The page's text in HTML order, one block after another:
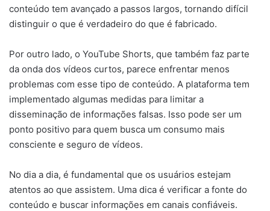
conteúdo tem avançado a passos largos, tornando difícil
distinguir o que é verdadeiro do que é fabricado.
Por outro lado, o YouTube Shorts, que também faz parte
da onda dos vídeos curtos, parece enfrentar menos
problemas com esse tipo de conteúdo. A plataforma tem
implementado algumas medidas para limitar a
disseminação de informações falsas. Isso pode ser um
ponto positivo para quem busca um consumo mais
consciente e seguro de vídeos.
No dia a dia, é fundamental que os usuários estejam
atentos ao que assistem. Uma dica é verificar a fonte do
conteúdo e buscar informações em canais confiáveis.